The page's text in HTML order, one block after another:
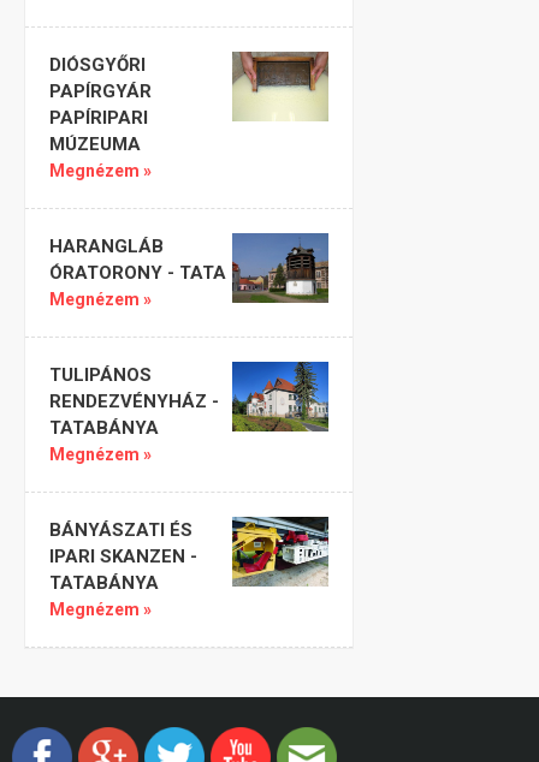
DIÓSGYŐRI
PAPÍRGYÁR
PAPÍRIPARI
MÚZEUMA
Megnézem »
HARANGLÁB
ÓRATORONY - TATA
Megnézem »
TULIPÁNOS
RENDEZVÉNYHÁZ -
TATABÁNYA
Megnézem »
BÁNYÁSZATI ÉS
IPARI SKANZEN -
TATABÁNYA
Megnézem »